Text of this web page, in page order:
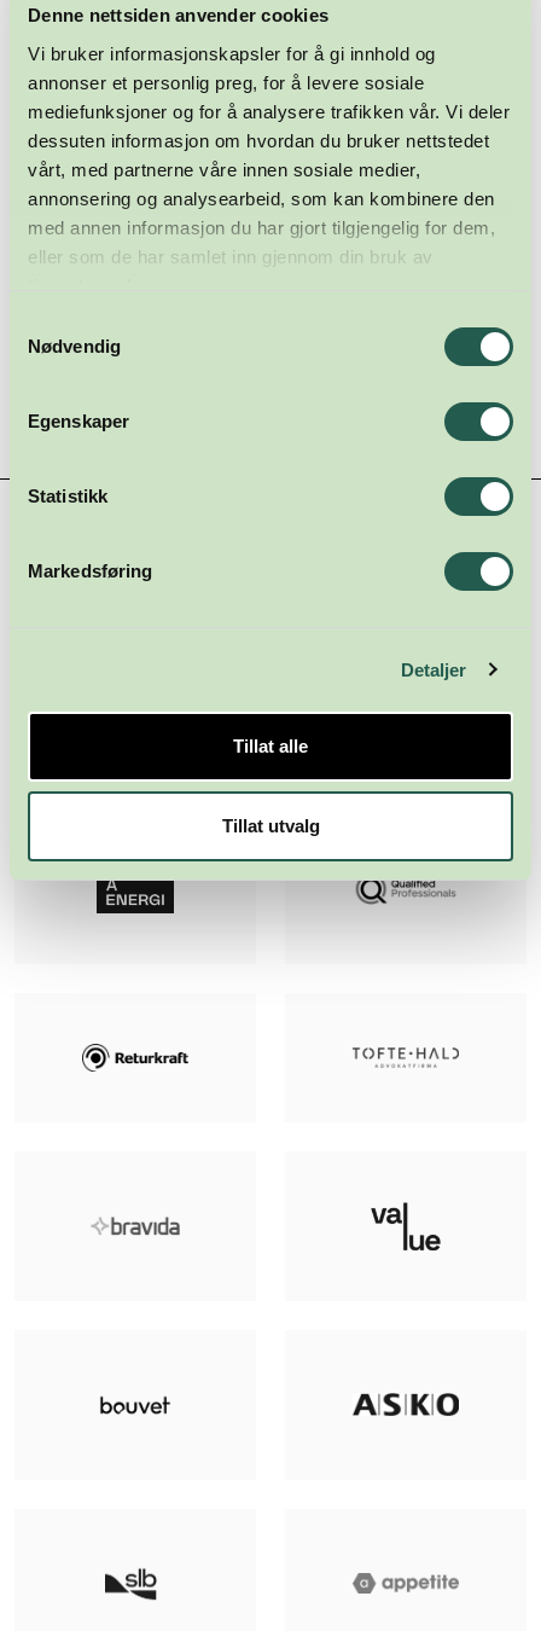
Denne nettsiden anvender cookies
Vi bruker informasjonskapsler for å gi innhold og
annonser et personlig preg, for å levere sosiale
mediefunksjoner og for å analysere trafikken vår. Vi deler
dessuten informasjon om hvordan du bruker nettstedet
vårt, med partnerne våre innen sosiale medier,
annonsering og analysearbeid, som kan kombinere den
med annen informasjon du har gjort tilgjengelig for dem,
eller som de har samlet inn gjennom din bruk av
tjenestene deres.
Nødvendig
Egenskaper
Statistikk
Markedsføring
Detaljer
Tillat alle
Tillat utvalg
Nei, nei, NEI! Jeg stoppet meg selv, klok av skade. For det
er med rydding som med trening: Den beste ryddingen er
den det faktisk blir noe av.
I fjorten dager har jeg testet en ny regel, og den er enkel:
Gjør én drittoppgave. Hver dag. Maks 15 minutter.
Effekten er overraskende stor. I stedet for å føle seg som et
menneske som ikke fullfører, blir man over natta en som
Skuff med løse terninger, venninnas allergipiller, bingopenn
og bandasje: Null problem. Effekt: Supermenneske.
Men skiene? De er fortsatt vekk. Enn så lenge.